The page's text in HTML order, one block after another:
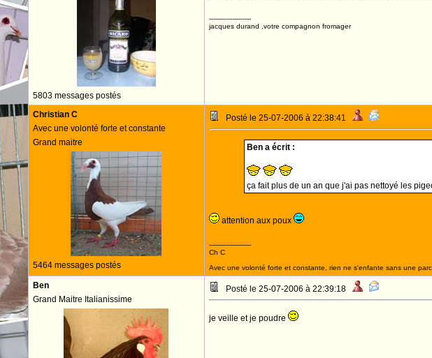
5803 messages postés
--------------------
jacques durand ,votre compagnon fromager
Christian C
Avec une volonté forte et constante
Grand maitre
5464 messages postés
Posté le 25-07-2006 à 22:38:41
Ben a écrit :
ça fait plus de un an que j'ai pas nettoyé les
attention aux poux
--------------------
Ch C
Avec une volonté forte et constante, rien ne s'enfante sans une
Ben
Grand Maitre Italianissime
Posté le 25-07-2006 à 22:39:18
je veille et je poudre